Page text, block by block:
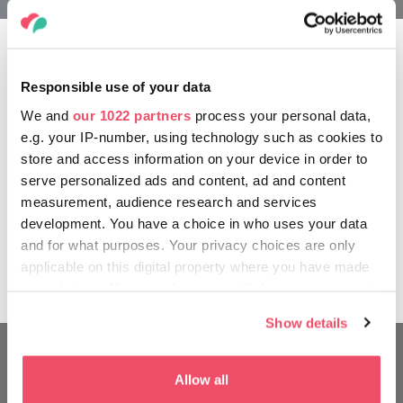
Responsible use of your data
We and our 1022 partners process your personal data,
e.g. your IP-number, using technology such as cookies to
store and access information on your device in order to
serve personalized ads and content, ad and content
measurement, audience research and services
development. You have a choice in who uses your data
and for what purposes. Your privacy choices are only
applicable on this digital property where you have made
If you allow, we would also like to:
Show details
Allow all
panorama
L’edificio, oltre a diventare, nel corso degli anni, una delle
attrazioni turistiche più frequentate della città serve da
sottofondo per numerosi videoclip: si può vederla ad
esempio nei videoclip di due famose cantanti, Ellie Goulding
e Selena Gomez. La chiesa di Mattia, luogo
dell’incoronazione dei re, si trova solamente a pochi passi
dal Bastione dei pescatori. Salendo in totale 197 gradini si
può arrivare sul terrazzo inferiore della torre.
VIAGGIA COME UN UNGHERESE